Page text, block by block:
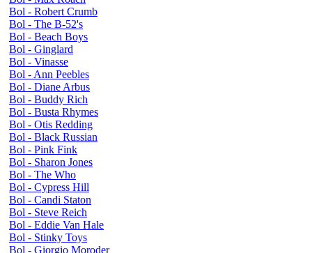
Bol - Robert Crumb
Bol - The B-52's
Bol - Beach Boys
Bol - Ginglard
Bol - Vinasse
Bol - Ann Peebles
Bol - Diane Arbus
Bol - Buddy Rich
Bol - Busta Rhymes
Bol - Otis Redding
Bol - Black Russian
Bol - Pink Fink
Bol - Sharon Jones
Bol - The Who
Bol - Cypress Hill
Bol - Candi Staton
Bol - Steve Reich
Bol - Eddie Van Hale
Bol - Stinky Toys
Bol - Giorgio Moroder